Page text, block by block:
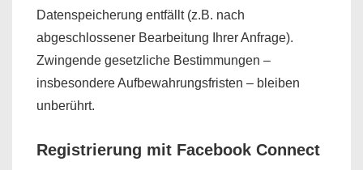
Datenspeicherung entfällt (z.B. nach
abgeschlossener Bearbeitung Ihrer Anfrage).
Zwingende gesetzliche Bestimmungen –
insbesondere Aufbewahrungsfristen – bleiben
unberührt.
Registrierung mit Facebook Connect